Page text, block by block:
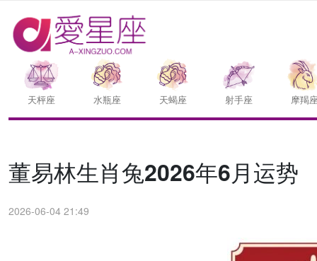
天枰座 水瓶座 天蝎座 射手座 摩羯
董易林生肖兔2026年6月运势
2026-06-04 21:49